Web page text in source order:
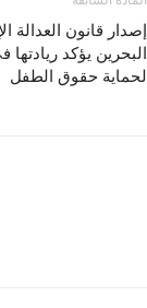
إصدار قانون العدالة
البحرين يؤكد
لحماية حقوق الطفل